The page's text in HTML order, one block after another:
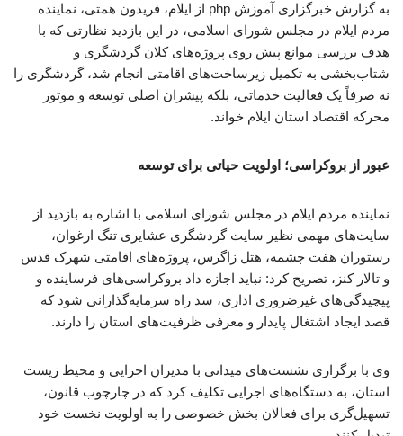
به گزارش خبرگزاری آموزش php از ایلام، فریدون همتی، نماینده
مردم ایلام در مجلس شورای اسلامی، در این بازدید نظارتی که با
هدف بررسی موانع پیش روی پروژه‌های کلان گردشگری و
شتاب‌بخشی به تکمیل زیرساخت‌های اقامتی انجام شد، گردشگری را
نه صرفاً یک فعالیت خدماتی، بلکه پیشران اصلی توسعه و موتور
محرکه اقتصاد استان ایلام خواند.
عبور از بروکراسی؛ اولویت حیاتی برای توسعه
نماینده مردم ایلام در مجلس شورای اسلامی با اشاره به بازدید از
سایت‌های مهمی نظیر سایت گردشگری عشایری تنگ ارغوان،
رستوران هفت چشمه، هتل زاگرس، پروژه‌های اقامتی شهرک قدس
و تالار کنز، تصریح کرد: نباید اجازه داد بروکراسی‌های فرساینده و
پیچیدگی‌های غیرضروری اداری، سد راه سرمایه‌گذارانی شود که
قصد ایجاد اشتغال پایدار و معرفی ظرفیت‌های استان را دارند.
وی با برگزاری نشست‌های میدانی با مدیران اجرایی و محیط زیست
استان، به دستگاه‌های اجرایی تکلیف کرد که در چارچوب قانون،
تسهیل‌گری برای فعالان بخش خصوصی را به اولویت نخست خود